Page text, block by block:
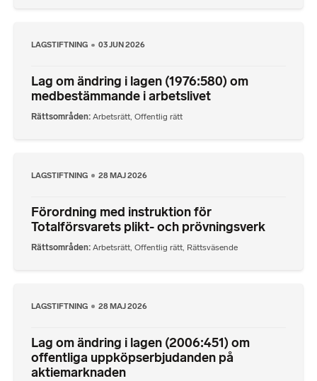
LAGSTIFTNING 03 JUN 2026
Lag om ändring i lagen (1976:580) om
medbestämmande i arbetslivet
Rättsområden Arbetsrätt, Offentlig rätt
LAGSTIFTNING 28 MAJ 2026
Förordning med instruktion för
Totalförsvarets plikt- och prövningsverk
Rättsområden Arbetsrätt, Offentlig rätt, Rättsväsende
LAGSTIFTNING 28 MAJ 2026
Lag om ändring i lagen (2006:451) om
offentliga uppköpserbjudanden på
aktiemarknaden